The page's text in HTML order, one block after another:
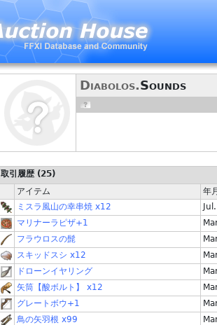
Diabolos.Sounds
取引履歴 (25)
アイテム
年
ミスラ風山の幸串焼 x12
マリナーラピザ+1
フラウロスの髭
スキッドスシ x12
ドローンイヤリング
矢筒【酸ボルト】 x12
グレートボウ+1
鳥の矢羽根 x99